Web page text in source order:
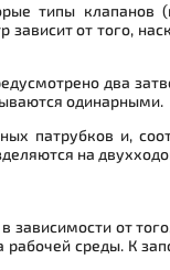
типы
от того,
два
одинарными.
патрубков и,
на
зависимости от
рабочей среды. К